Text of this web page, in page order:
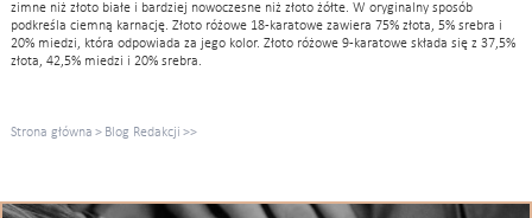
zimne niż złoto białe i bardziej nowoczesne niż złoto żółte. W oryginalny sposób
podkreśla ciemną karnację. Złoto różowe 18-karatowe zawiera 75% złota, 5% srebra i
20% miedzi, która odpowiada za jego kolor. Złoto różowe 9-karatowe składa się z 37,5%
złota, 42,5% miedzi i 20% srebra.
Strona główna > Blog Redakcji >>